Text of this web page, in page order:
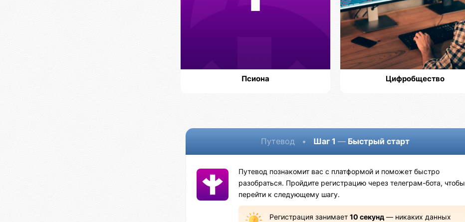
Псиона Цифробщество
Путевод • Шаг 1 — Быстрый старт
Путевод познакомит вас с платформой и поможет быстро
разобраться. Пройдите регистрацию через телеграм-бота, чтобы
перейти к следующему шагу.
Регистрация занимает 10 секунд— никаких данных